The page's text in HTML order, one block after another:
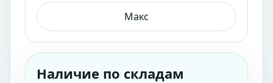
Макс
Наличие по складам